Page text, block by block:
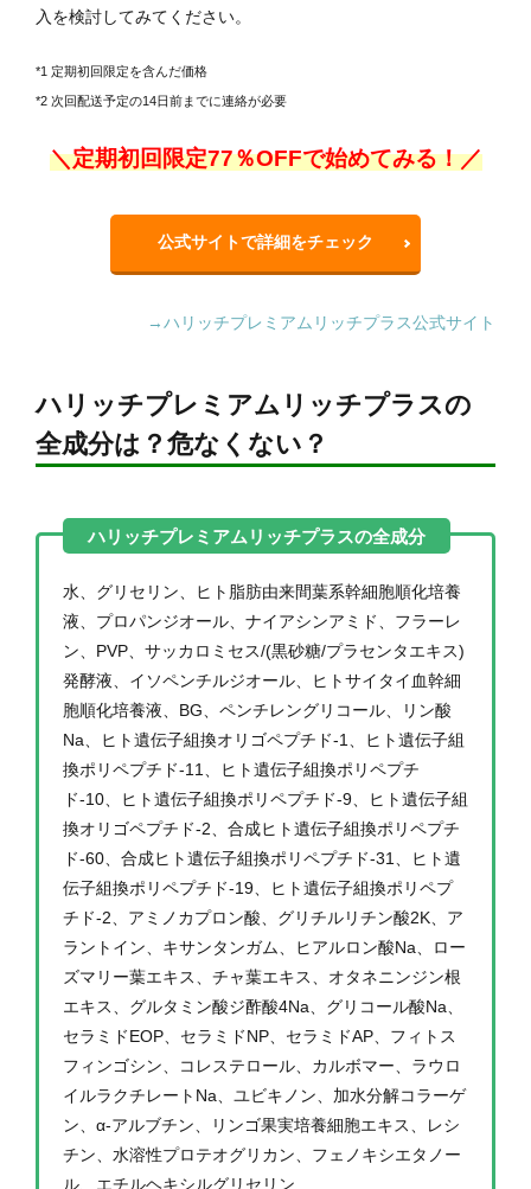
入を検討してみてください。
*1 定期初回限定を含んだ価格
*2 次回配送予定の14日前までに連絡が必要
＼定期初回限定77％OFFで始めてみる！／
公式サイトで詳細をチェック
→ハリッチプレミアムリッチプラス公式サイト
ハリッチプレミアムリッチプラスの
全成分は？危なくない？
水、グリセリン、ヒト脂肪由来間葉系幹細胞順化培養
液、プロパンジオール、ナイアシンアミド、フラーレ
ン、PVP、サッカロミセス/(黒砂糖/プラセンタエキス)
発酵液、イソペンチルジオール、ヒトサイタイ血幹細
胞順化培養液、BG、ペンチレングリコール、リン酸
Na、ヒト遺伝子組換オリゴペプチド-1、ヒト遺伝子組
換ポリペプチド-11、ヒト遺伝子組換ポリペプチ
ド-10、ヒト遺伝子組換ポリペプチド-9、ヒト遺伝子組
換オリゴペプチド-2、合成ヒト遺伝子組換ポリペプチ
ド-60、合成ヒト遺伝子組換ポリペプチド-31、ヒト遺
伝子組換ポリペプチド-19、ヒト遺伝子組換ポリペプ
チド-2、アミノカプロン酸、グリチルリチン酸2K、ア
ラントイン、キサンタンガム、ヒアルロン酸Na、ロー
ズマリー葉エキス、チャ葉エキス、オタネニンジン根
エキス、グルタミン酸ジ酢酸4Na、グリコール酸Na、
セラミドEOP、セラミドNP、セラミドAP、フィトス
フィンゴシン、コレステロール、カルボマー、ラウロ
イルラクチレートNa、ユビキノン、加水分解コラーゲ
ン、α-アルブチン、リンゴ果実培養細胞エキス、レシ
チン、水溶性プロテオグリカン、フェノキシエタノー
ル、エチルヘキシルグリセリン